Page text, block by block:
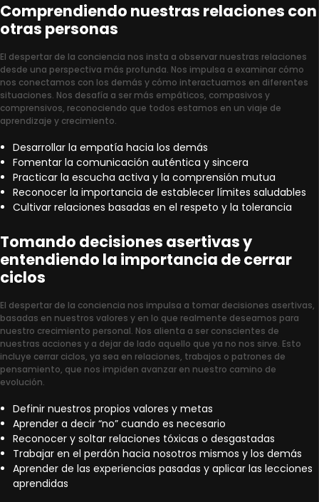
Comprendiendo nuestras relaciones con
otras personas
El despertar de la conciencia nos insta a observar nuestras relaciones
desde una perspectiva más profunda. Nos impulsa a examinar cómo
nos conectamos con los demás y cómo interactuamos en diferentes
situaciones. Nos desafía a ser más empáticos, compasivos y
comprensivos, reconociendo que todos estamos en un viaje de
aprendizaje y crecimiento.
Desarrollar la empatía hacia los demás
Fomentar la comunicación auténtica y sincera
Practicar la escucha activa y la comprensión mutua
Reconocer la importancia de establecer límites saludables
Cultivar relaciones basadas en el respeto y la tolerancia
Tomando decisiones asertivas y
entendiendo la importancia de cerrar
ciclos
El despertar de la conciencia nos impulsa a tomar decisiones asertivas,
basadas en nuestros valores y en lo que realmente deseamos para
nuestro crecimiento personal. Nos alienta a ser conscientes de
nuestras acciones y a dejar de lado aquello que ya no nos sirve. Esto
incluye cerrar ciclos, ya sea en relaciones, trabajos o patrones de
pensamiento, que nos impiden avanzar en nuestro camino de
evolución.
Definir nuestros propios valores y metas
Aprender a decir “no” cuando es necesario
Reconocer y soltar relaciones tóxicas o desgastadas
Trabajar en el perdón hacia nosotros mismos y los demás
Aprender de las experiencias pasadas y aplicar las lecciones
aprendidas